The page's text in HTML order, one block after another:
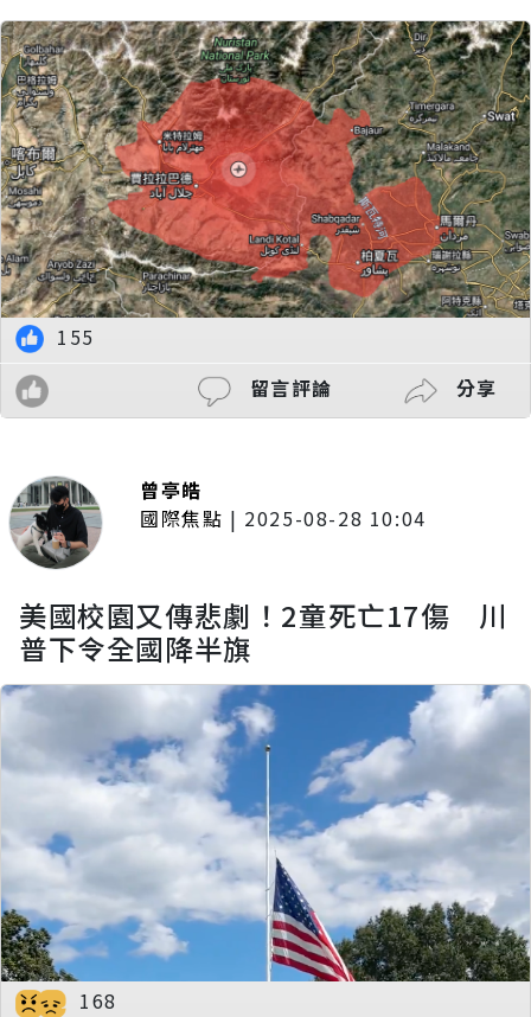
155
留言評論
分享
曾亭皓
國際焦點 | 2025-08-28 10:04
美國校園又傳悲劇！2童死亡17傷 川
普下令全國降半旗
168